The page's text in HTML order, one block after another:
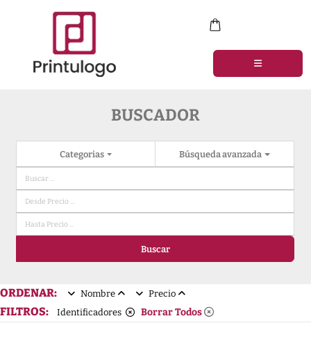
BUSCADOR
Categorias Búsqueda avanzada
Buscar
ORDENAR: Nombre Precio
FILTROS: Identificadores Borrar Todos